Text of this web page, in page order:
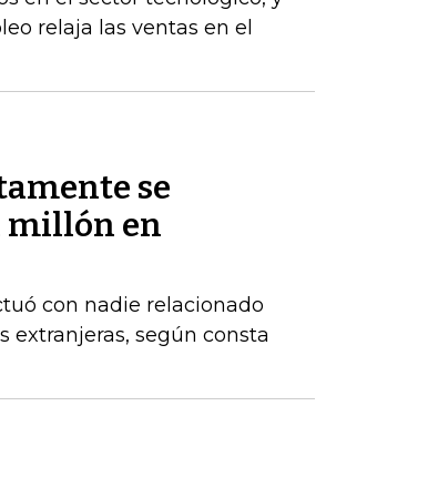
relaja las ventas en el
se
millón en
con nadie relacionado
extranjeras, según consta